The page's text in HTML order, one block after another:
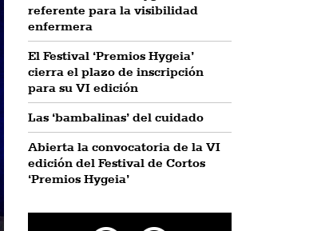
referente para la visibilidad
enfermera
El Festival ‘Premios Hygeia’
cierra el plazo de inscripción
para su VI edición
Las ‘bambalinas’ del cuidado
Abierta la convocatoria de la VI
edición del Festival de Cortos
‘Premios Hygeia’